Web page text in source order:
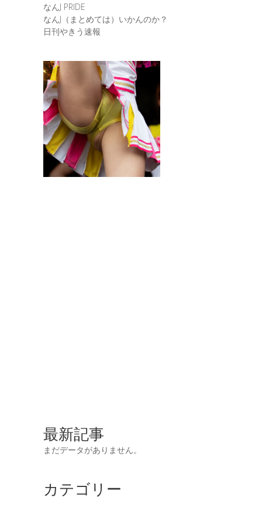
なんJ PRIDE
なんJ（まとめては）いかんのか？
日刊やきう速報
最新記事
まだデータがありません。
カテゴリー